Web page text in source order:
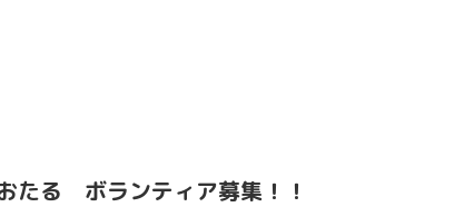
たる ボランティア募集！！